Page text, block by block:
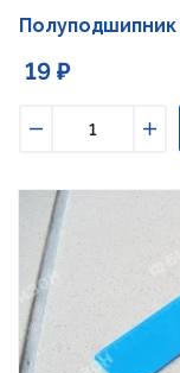
Полуподшипник
19 ₽